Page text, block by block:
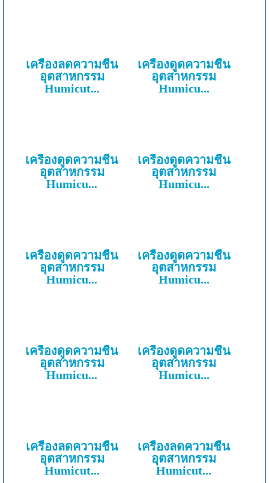
เครื่องลดความชื้น
อุตสาหกรรม
Humicut...
เครื่องดูดความชื้น
อุตสาหกรรม
Humicu...
เครื่องดูดความชื้น
อุตสาหกรรม
Humicu...
เครื่องดูดความชื้น
อุตสาหกรรม
Humicu...
เครื่องดูดความชื้น
อุตสาหกรรม
Humicu...
เครื่องดูดความชื้น
อุตสาหกรรม
Humicu...
เครื่องดูดความชื้น
อุตสาหกรรม
Humicu...
เครื่องดูดความชื้น
อุตสาหกรรม
Humicu...
เครื่องลดความชื้น
อุตสาหกรรม
Humicut...
เครื่องลดความชื้น
อุตสาหกรรม
Humicut...